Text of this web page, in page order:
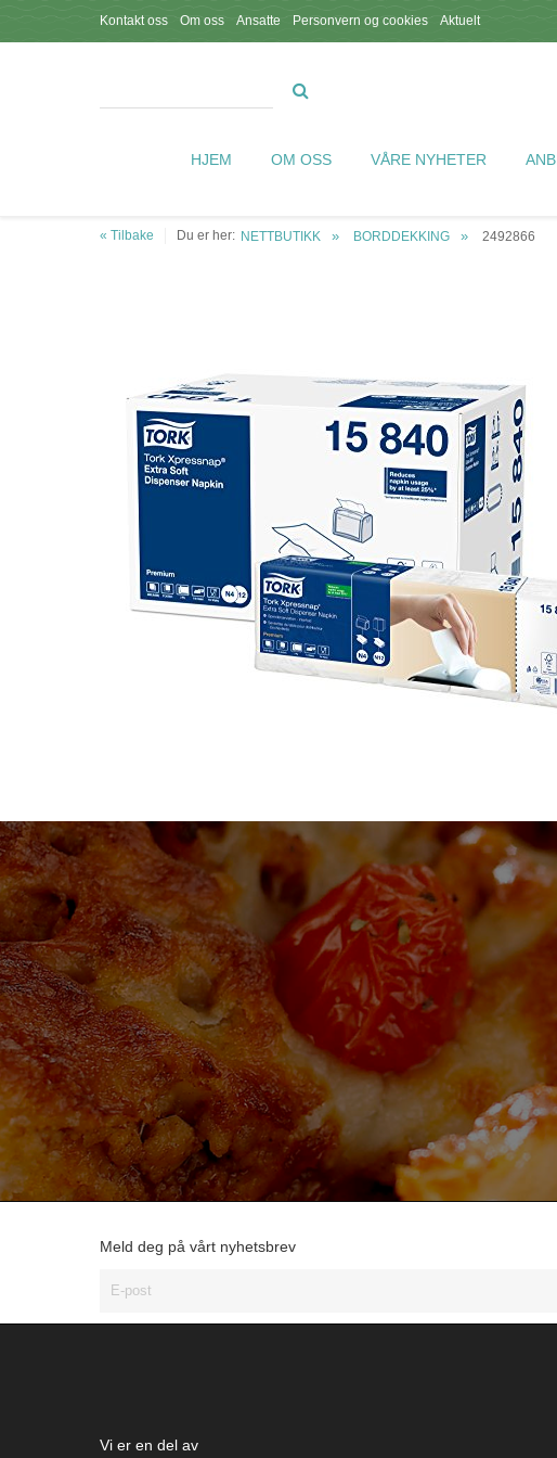
Kontakt oss Om oss Ansatte Personvern og cookies Aktuelt
HJEM OM OSS VÅRE NYHETER
« Tilbake Du er her: NETTBUTIKK BORDDEKKING 2492866
Meld deg på vårt nyhetsbrev
Vi er en del av